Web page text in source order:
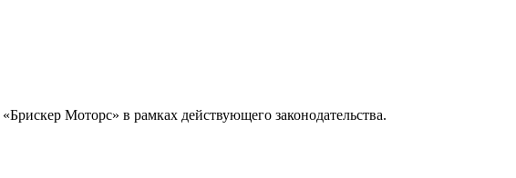
«Брискер Моторс» в рамках действующего законодательства.